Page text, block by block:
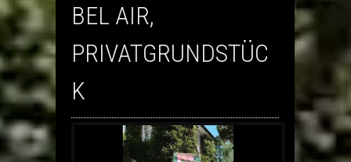
BEL AIR,
PRIVATGRUNDSTÜC
K